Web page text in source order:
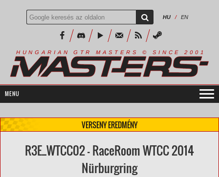
HU / EN
H U N G A R I A N G T R M A S T E R S © S I N C E 2 0 0 1
VERSENY EREDMÉNY
R3E_WTCC02 - RaceRoom WTCC 2014
Nürburgring